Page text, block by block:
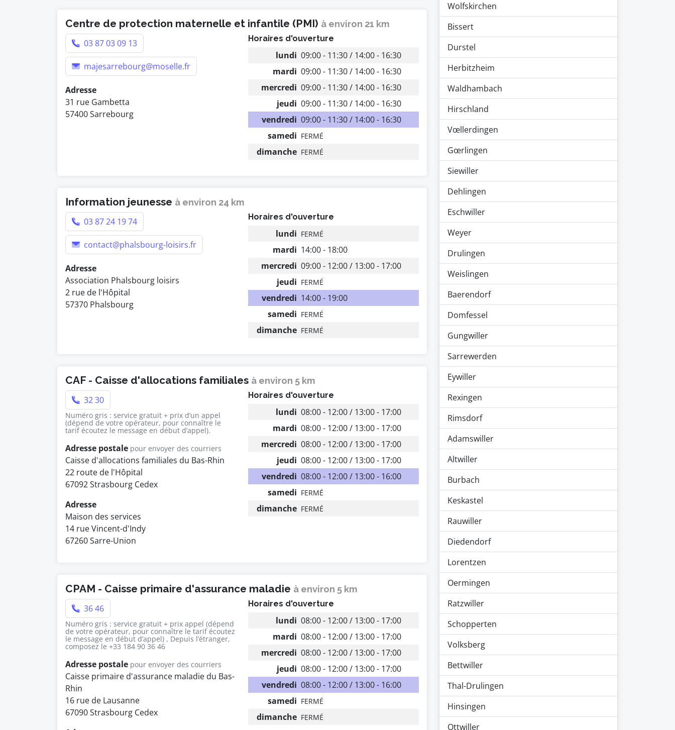
Centre de protection maternelle et infantile (PMI) à environ 21 km
03 87 03 09 13
majesarrebourg@moselle.fr
Adresse
31 rue Gambetta
57400 Sarrebourg
Horaires d'ouverture
lundi 09:00 - 11:30 / 14:00 - 16:30
mardi 09:00 - 11:30 / 14:00 - 16:30
mercredi 09:00 - 11:30 / 14:00 - 16:30
jeudi 09:00 - 11:30 / 14:00 - 16:30
vendredi 09:00 - 11:30 / 14:00 - 16:30
samedi FERMÉ
dimanche FERMÉ
Information jeunesse à environ 24 km
03 87 24 19 74
contact@phalsbourg-loisirs.fr
Adresse
Association Phalsbourg loisirs
2 rue de l'Hôpital
57370 Phalsbourg
Horaires d'ouverture
lundi FERMÉ
mardi 14:00 - 18:00
mercredi 09:00 - 12:00 / 13:00 - 17:00
jeudi FERMÉ
vendredi 14:00 - 19:00
samedi FERMÉ
dimanche FERMÉ
CAF - Caisse d'allocations familiales à environ 5 km
32 30
Numéro gris : service gratuit + prix d’un appel
(dépend de votre opérateur, pour connaître le
tarif écoutez le message en début d’appel).
Adresse postale pour envoyer des courriers
Caisse d'allocations familiales du Bas-Rhin
22 route de l'Hôpital
67092 Strasbourg Cedex
Adresse
Maison des services
14 rue Vincent-d'Indy
67260 Sarre-Union
Horaires d'ouverture
lundi 08:00 - 12:00 / 13:00 - 17:00
mardi 08:00 - 12:00 / 13:00 - 17:00
mercredi 08:00 - 12:00 / 13:00 - 17:00
jeudi 08:00 - 12:00 / 13:00 - 17:00
vendredi 08:00 - 12:00 / 13:00 - 16:00
samedi FERMÉ
dimanche FERMÉ
CPAM - Caisse primaire d'assurance maladie à environ 5 km
36 46
Numéro gris : service gratuit + prix appel (dépend
de votre opérateur, pour connaître le tarif écoutez
le message en début d’appel) , Depuis l’étranger,
composez le +33 184 90 36 46
Adresse postale pour envoyer des courriers
Caisse primaire d'assurance maladie du Bas-
Rhin
16 rue de Lausanne
67090 Strasbourg Cedex
Horaires d'ouverture
lundi 08:00 - 12:00 / 13:00 - 17:00
mardi 08:00 - 12:00 / 13:00 - 17:00
mercredi 08:00 - 12:00 / 13:00 - 17:00
jeudi 08:00 - 12:00 / 13:00 - 17:00
vendredi 08:00 - 12:00 / 13:00 - 16:00
samedi FERMÉ
dimanche FERMÉ
Wolfskirchen
Bissert
Durstel
Herbitzheim
Waldhambach
Hirschland
Vœllerdingen
Gœrlingen
Siewiller
Dehlingen
Eschwiller
Weyer
Drulingen
Weislingen
Baerendorf
Domfessel
Gungwiller
Sarrewerden
Eywiller
Rexingen
Rimsdorf
Adamswiller
Altwiller
Burbach
Keskastel
Rauwiller
Diedendorf
Lorentzen
Oermingen
Ratzwiller
Schopperten
Volksberg
Bettwiller
Thal-Drulingen
Hinsingen
Ottwiller